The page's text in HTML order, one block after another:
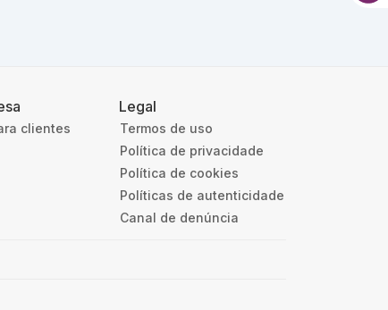
clientes
Legal
Termos de uso
Política de privacidade
Política de cookies
Políticas de autenticidade
Canal de denúncia